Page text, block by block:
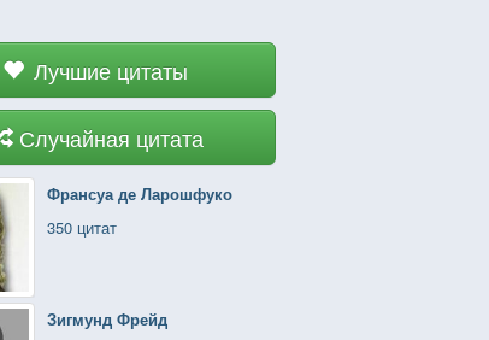
Лучшие цитаты
Случайная цитата
Франсуа де Ларошфуко
350 цитат
Зигмунд Фрейд